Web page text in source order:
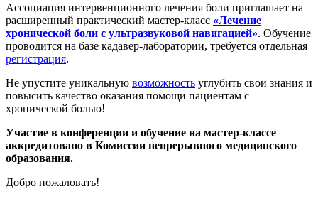
Ассоциация интервенционного лечения боли приглашает на
расширенный практический мастер-класс «Лечение
хронической боли с ультразвуковой навигацией». Обучение
проводится на базе кадавер-лаборатории, требуется отдельная
регистрация.
Не упустите уникальную возможность углубить свои знания и
повысить качество оказания помощи пациентам с
хронической болью!
Участие в конференции и обучение на мастер-классе
аккредитовано в Комиссии непрерывного медицинского
образования.
Добро пожаловать!